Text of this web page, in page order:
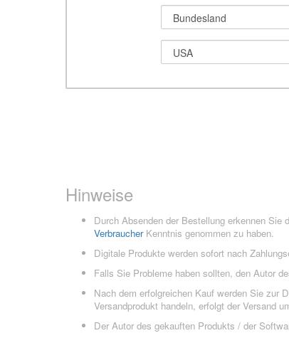
Hinweise
Durch Absenden der Bestellung erkennen Sie
VerbraucherKenntnis genommen zu haben.
Digitale Produkte werden sofort nach
Falls Sie Probleme haben sollten, den Autor
Nach dem erfolgreichen Kauf werden Sie zur
Versandprodukt handeln, erfolgt der Versand
Der Autor des gekauften Produkts / der